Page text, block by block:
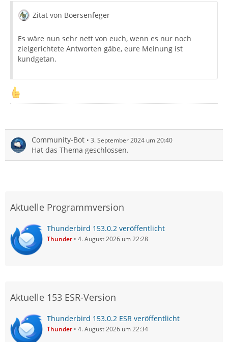
Zitat von Boersenfeger
Es wäre nun sehr nett von euch, wenn es nur noch
zielgerichtete Antworten gäbe, eure Meinung ist
kundgetan.
Community-Bot 3. September 2024 um 20:40
Hat das Thema geschlossen.
Aktuelle Programmversion
Thunderbird 153.0.2 veröffentlicht
Thunder 4. August 2026 um 22:28
Aktuelle 153 ESR-Version
Thunderbird 153.0.2 ESR veröffentlicht
Thunder 4. August 2026 um 22:34